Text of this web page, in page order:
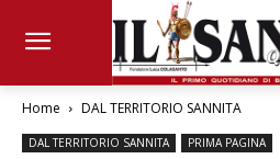
Home DAL TERRITORIO SANNITA
DAL TERRITORIO SANNITA PRIMA PAGINA